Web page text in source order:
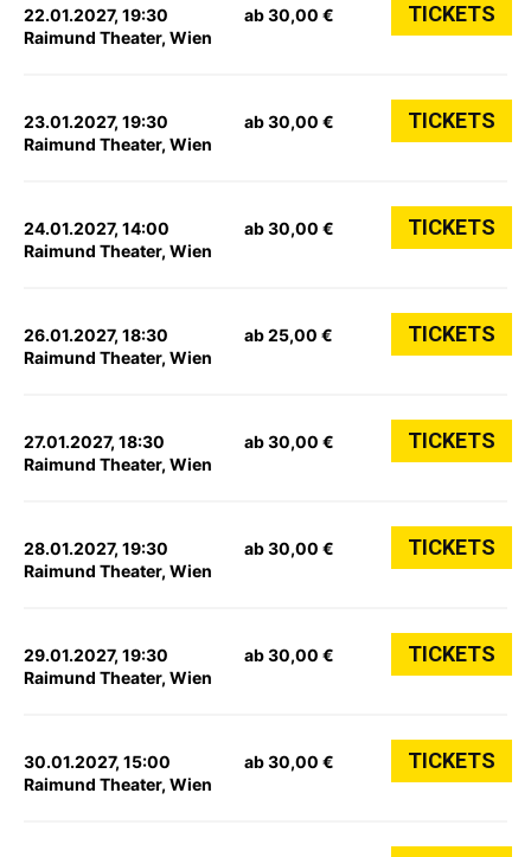
22.01.2027, 19:30
Raimund Theater, Wien
ab 30,00 € TICKETS
23.01.2027, 19:30
Raimund Theater, Wien
ab 30,00 € TICKETS
24.01.2027, 14:00
Raimund Theater, Wien
ab 30,00 € TICKETS
26.01.2027, 18:30
Raimund Theater, Wien
ab 25,00 € TICKETS
27.01.2027, 18:30
Raimund Theater, Wien
ab 30,00 € TICKETS
28.01.2027, 19:30
Raimund Theater, Wien
ab 30,00 € TICKETS
29.01.2027, 19:30
Raimund Theater, Wien
ab 30,00 € TICKETS
30.01.2027, 15:00
Raimund Theater, Wien
ab 30,00 € TICKETS